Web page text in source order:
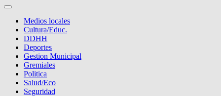
Medios locales
Cultura/Educ.
DDHH
Deportes
Gestion Municipal
Gremiales
Politica
Salud/Eco
Seguridad